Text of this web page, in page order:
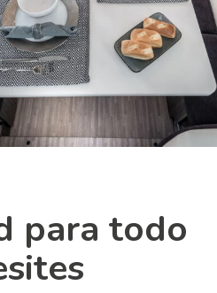
para todo